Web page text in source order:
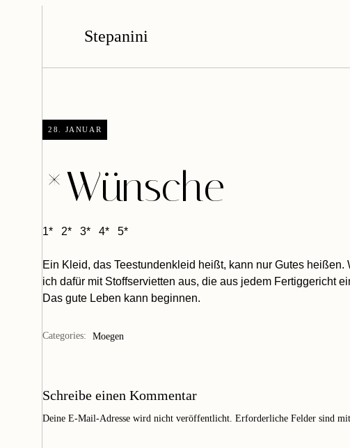
Stepanini
28. JANUAR
*Wünsche
1* 2* 3* 4* 5*
Ein Kleid, das Teestundenkleid heißt, kann nur Gutes
ich dafür mit Stoffservietten aus, die aus jedem Fertiggericht
Das gute Leben kann beginnen.
Categories: Moegen
Schreibe einen Kommentar
Deine E-Mail-Adresse wird nicht veröffentlicht. Erforderliche Felder sind mit